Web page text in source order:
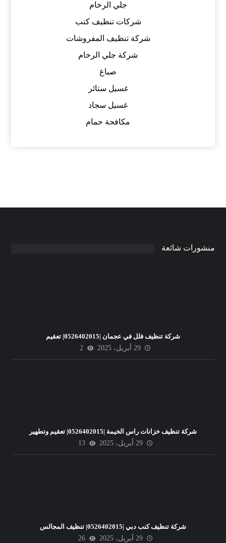
جلي الرخام
شركات تنظيف كنب
شركة تنظيف المفروشات
شركة جلي الرخام
صباغ
غسيل ستائر
غسيل سجاد
مكافحة حمام
منشورات شائعة
شركة تنظيف فلل في عجمان |0526402015| تعقيم
29 أبريل، 2025
2
شركة تنظيف خزانات راس الخيمة |0526402015| تعقيم وتطهير
29 أبريل، 2025
13
شركة تنظيف كنب دبي |0526402015| تنظيف المجالس
29 أبريل، 2025
26